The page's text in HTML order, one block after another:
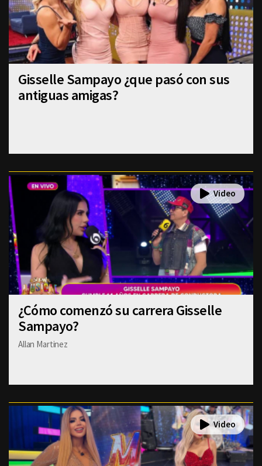
Gisselle Sampayo ¿que pasó con sus
antiguas amigas?
¿Cómo comenzó su carrera Gisselle
Sampayo?
Allan Martinez